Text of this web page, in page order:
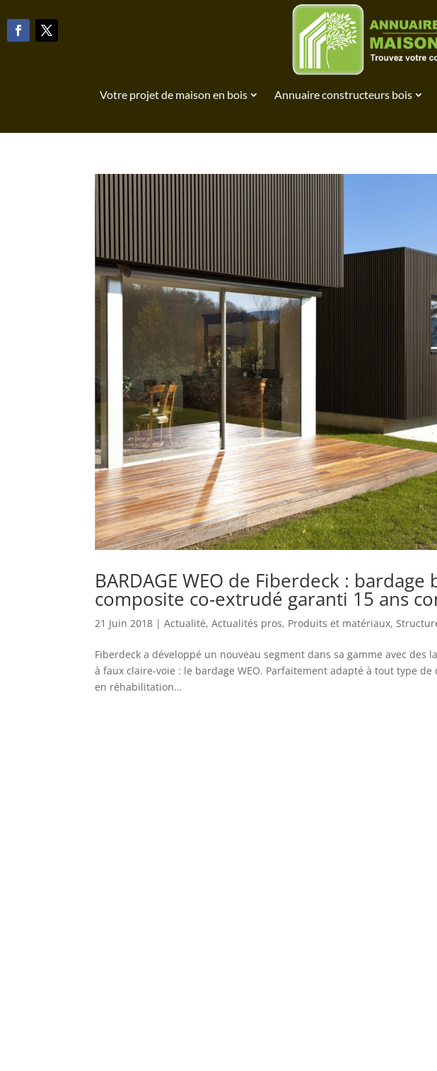
Votre projet de maison en bois Annuaire constructeurs bois
BARDAGE WEO de Fiberdeck :
composite co-extrudé garanti 15 ans
21 Juin 2018 |Actualité,Actualités pros, Produits et matériaux,
Fiberdeck a développé un nouveau segment dans sa gamme avec des
à faux claire-voie : le bardage WEO. Parfaitement adapté à tout type de
en réhabilitation…